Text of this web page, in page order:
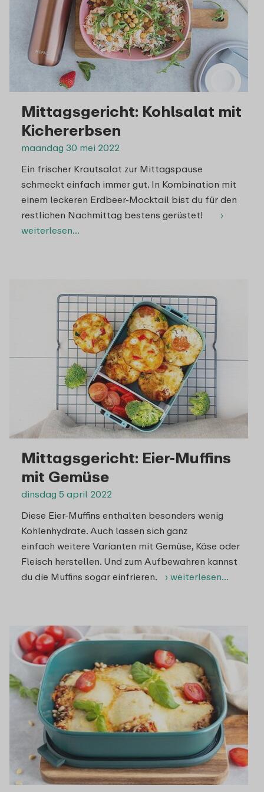
Mittagsgericht: Kohlsalat mit
Kichererbsen
maandag 30 mei 2022
Ein frischer Krautsalat zur Mittagspause
schmeckt einfach immer gut. In Kombination mit
einem leckeren Erdbeer-Mocktail bist du für den
restlichen Nachmittag bestens gerüstet!
›
weiterlesen…
Mittagsgericht: Eier-Muffins
mit Gemüse
dinsdag 5 april 2022
Diese Eier-Muffins enthalten besonders wenig
Kohlenhydrate. Auch lassen sich ganz
einfach weitere Varianten mit Gemüse, Käse oder
Fleisch herstellen. Und zum Aufbewahren kannst
du die Muffins sogar einfrieren.
› weiterlesen…